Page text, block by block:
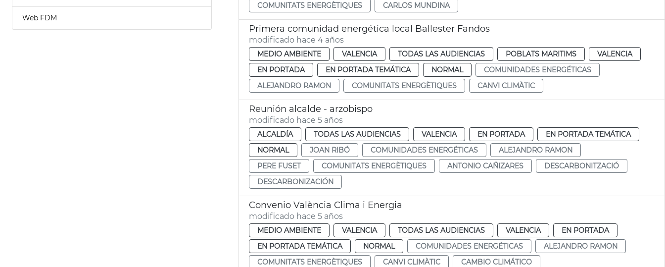
Web FDM
COMUNITATS ENERGÈTIQUES
CARLOS MUNDINA
Primera comunidad energética local Ballester Fandos
modificado hace 4 años
MEDIO AMBIENTE VALENCIA TODAS LAS AUDIENCIAS POBLATS MARITIMS
VALENCIA
EN PORTADA
EN PORTADA TEMÁTICA NORMAL
COMUNIDADES ENERGÉTICAS
ALEJANDRO RAMON
COMUNITATS ENERGÈTIQUES CANVI CLIMÀTIC
Reunión alcalde - arzobispo
modificado hace 5 años
ALCALDÍA TODAS LAS AUDIENCIAS VALENCIA EN PORTADA
EN PORTADA TEMÁTICA
NORMAL
JOAN RIBÓ COMUNIDADES ENERGÉTICAS
ALEJANDRO RAMON
PERE FUSET
COMUNITATS ENERGÈTIQUES ANTONIO CAÑIZARES
DESCARBONITZACIÓ
DESCARBONIZACIÓN
Convenio València Clima i Energia
modificado hace 5 años
MEDIO AMBIENTE VALENCIA TODAS LAS AUDIENCIAS VALENCIA
EN PORTADA
EN PORTADA TEMÁTICA
NORMAL COMUNIDADES ENERGÉTICAS
ALEJANDRO RAMON
COMUNITATS ENERGÈTIQUES
CANVI CLIMÀTIC
CAMBIO CLIMÁTICO